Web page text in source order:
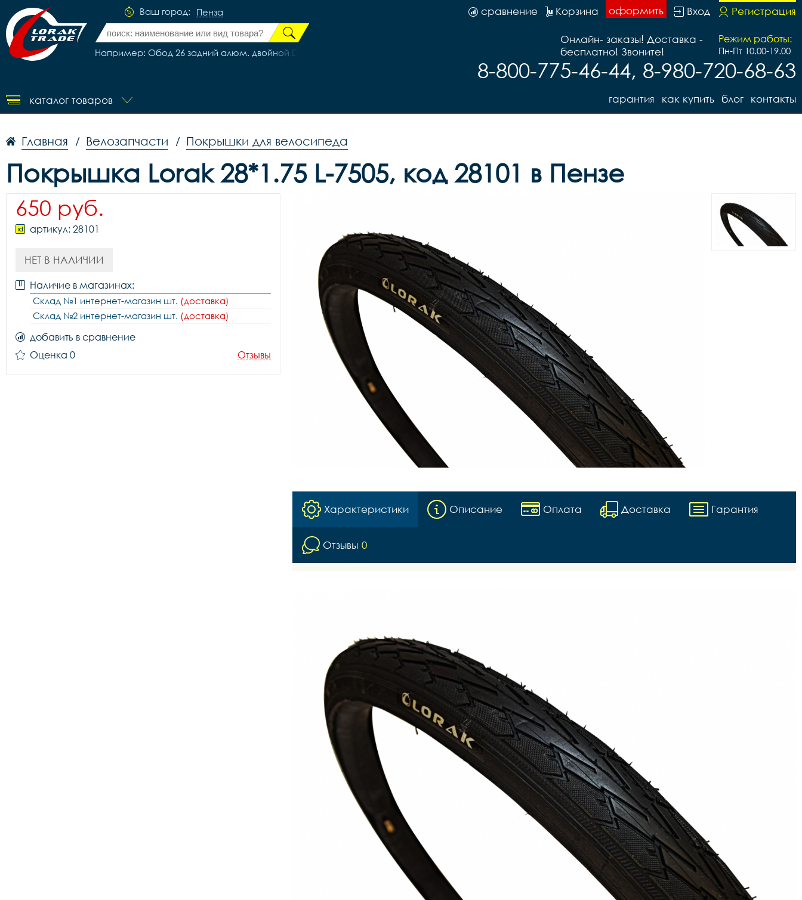
Ваш город: Пенза
Например: Обод 26 задний алюм. двойной DISK 6 болт втулка под кассету 32H Х38867
Регистрация
Вход
оформить
Корзина
сравнение
Режим работы:
Пн-Пт 10.00-19.00
Онлайн- заказы! Доставка -
бесплатно! Звоните!
8-800-775-46-44, 8-980-720-68-63
каталог товаров контакты
блог
как купить
гарантия
Главная / Велозапчасти / Покрышки для велосипеда
Покрышка Lorak 28*1.75 L-7505, код 28101 в Пензе
650 руб.
артикул: 28101
НЕТ В НАЛИЧИИ
Наличие в магазинах:
Склад №1 интернет-магазин шт. (доставка)
Склад №2 интернет-магазин шт. (доставка)
добавить в сравнение
Оценка 0
Отзывы
Характеристики Описание Оплата Доставка Гарантия
Отзывы 0